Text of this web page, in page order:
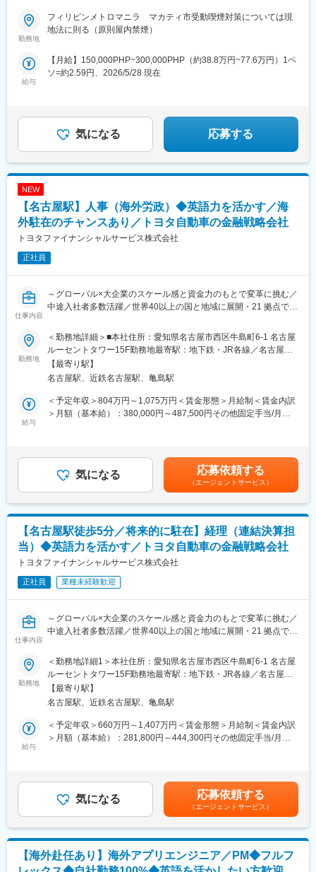
けている主要国の一つです。
日系企業が分布する都市の発展は著しく、「来てみたらインドの
リバリーや宅配スーパーなどが発達しており、近年は日本食レス
トランの出店も増えていたりと生活の利便性が格段に向上してい
問で取得でき、求人も増加傾向なため、異業界や異職種へのジョ
ブチェンジを狙っている方にもおすすめの国です。
2025年現在、日系企業の海外投資有望国ランキング３年連続１
位、今のインドだからこそ希少価値の高い経験ができます。ご自
身のキャリアを成長させる醍醐味をぜひ味わっていただきたいで
す。
■業務内容
設立、会計税務、M&Aなどの分野に関する問い合わせ対応、コン
サルティングをしていただきます。
ェクトマネジメント、モニタリング、コーディネート、報告を行
います。
・経営企画とマーケティング
法改正や制度変更に伴う業務開発を行います。
問い合わせや相談に応じた提案をクライアントへ行います。
・フィリピン人弁護士、公認会計士が所属するコンサルティング
ファームのマネージメント
ご経験やスキルに応じ、できるところからスタートしていただき
ます。
■一日の流れ
午後：顧客とのミーティング（1日2-3件、オンラインまたは対
面）
＊同僚は明るく、執務エリアやパントリーでは自由にディスカッ
ションが交わされています。
＊大小様々な会議室があり、オンラインミーティングの同時設定
が可能です。また集中スペースもあります。
■求人のポイント
・フィリピンに進出されるクライアントのパートナーとしてスム
ロフェッショナルとして経験を積むことができます。
・会計監査ではないので、未来を見据えたお仕事が可能です。
・海外で事業を展開される企業動向から、社会情勢やビジネスト
レンドなどについて知る良い機会を得られます。
をするポジションであり、信頼していただき、お役に立てる経験
ができます。
・フィリピン人プロフェッショナルと共にプロジェクトに取り組
勤務地
フィリピンメトロマニラ マカティ市受動喫煙対策については現
地法に則る（原則屋内禁煙）
給与
【月給】150,000PHP~300,000PHP（約38.8万円~77.6万円）1ペ
ソ=約2.59円、2026/5/28 現在
気になる 応募する
NEW
【名古屋駅】人事（海外労政）◆英語力を活かす／海
外駐在のチャンスあり／トヨタ自動車の金融戦略会社
トヨタファイナンシャルサービス株式会社
正社員
仕事内容
～グローバル×大企業のスケール感と資金力のもとで変革に挑む／
中途入社者多数活躍／世界40以上の国と地域に展開・21 拠点で駐
■募集背景
トヨタ自動車の金融統括会社である当社。トヨタ自動車が自動車
を製造・販売する先では、トヨタの販売店でお客様が自動車を購
入しやすいようトヨタファイナンスがローンやリースといった金
融サービスを開発し提供しており、それらを当社が統括していま
す。
■業務内容
ご経験に合わせて、海外人事関連業務のいずれかをお任せしま
（1）海外幹部人事
海外子会社幹部育成プログラムの企画・運営、グローバル幹部の
評価・報酬管理、サクセッションプラン等
（2）海外労政（海外出向者/ICT）
海外各国子会社に出向している日本人出向者および子会社からの
招聘外国人の給与、社会保険、税務、ビザ、赴帰任対応実務等
（3）海外研修
コーポレートバリューの展開運営等
※将来的には本人希望によって海外赴任の可能性もございます。
■魅力
当グループは「モビリティサービスカンパニー」への変革を掲げ
ており、当社が担う販売金融領域においても、決済アプリの運営
や連結子会社（商用車領域）・関連会社（愛車サブスクリプショ
います。世界規模の大手自動車メーカーやその支えとなっている
企業に携われる大変貴重なポジションです。
世界の金融ネットワークを統括するためのトヨタ自動車持株会
社。自動車販売における金融サービス等を提供する金融会社の統
括会社として、経営の一元化による意思決定の迅速化や企画機
能・リスク管理の充実を図ることを目的に、トヨタ自動車財務部
門から分離独立し2000年に誕生。総資産43.7兆円超、世界40以上
の国と地域に展開しており、国内では傘下にオートローンやクレ
ジットカード事業を展開するトヨタファイナンス株式会社を抱え
勤務地
＜勤務地詳細＞■本社住所：愛知県名古屋市西区牛島町6-1 名古屋
ルーセントタワー15F勤務地最寄駅：地下鉄・JR各線／名古屋駅
受動喫煙対策：敷地内全面禁煙変更の範囲：会社の定める事業所
（リモートワーク含む）
【最寄り駅】
名古屋駅、近鉄名古屋駅、亀島駅
給与
＜予定年収＞804万円～1,075万円＜賃金形態＞月給制＜賃金内訳
＞月額（基本給）：380,000円～487,500円その他固定手当/月：
487,500円、年収1,122万円（残業30H込）※給与詳細は経験・能
力・前職給与等を踏まえて決定します。賃金はあくまでも目安の
金額であり、選考を通じて上下する可能性があります。月給(月額)
は固定手当を含めた表記です。
気になる 応募依頼する
（エージェントサービス）
【名古屋駅徒歩5分／将来的に駐在】経理（連結決算担
当）◆英語力を活かす／トヨタ自動車の金融戦略会社
トヨタファイナンシャルサービス株式会社
正社員 業種未経験歓迎
仕事内容
～グローバル×大企業のスケール感と資金力のもとで変革に挑む／
中途入社者多数活躍／世界40以上の国と地域に展開・21 拠点で駐
■募集背景
トヨタ自動車の金融統括会社である当社。トヨタ自動車が自動車
を製造・販売する先では、トヨタの販売店でお客様が自動車を購
入しやすいようトヨタファイナンスがローンやリースといった金
融サービスを開発し提供しており、それらを当社が統括していま
す。
■業務内容
以下業務を時期毎に担当いただきます。
・当社連結決算
・連結PKG提出に関する子会社へのサポート
勤務地
＜勤務地詳細1＞本社住所：愛知県名古屋市西区牛島町6-1 名古屋
ルーセントタワー15F勤務地最寄駅：地下鉄・JR各線／名古屋駅
受動喫煙対策：敷地内喫煙可能場所あり＜勤務地詳細2＞駐在先／
海外住所：アメリカ（プレーノ）、カナダ（トロント）、イギリ
策：屋内全面禁煙変更の範囲：会社の定める事業所（リモートワ
ーク含む）
【最寄り駅】
名古屋駅、近鉄名古屋駅、亀島駅
給与
＜予定年収＞660万円～1,407万円＜賃金形態＞月給制＜賃金内訳
＞月額（基本給）：281,800円～444,300円その他固定手当/月：
434,300円、年収1,064万円（残業30H込）・30代後半：月給
620,000円、年収1,407万円※給与詳細は経験・能力・前職給与等
を踏まえて決定賃金はあくまでも目安の金額であり、選考を通じ
て上下する可能性があります。月給(月額)は固定手当を含めた表記
です。
気になる 応募依頼する
（エージェントサービス）
【海外赴任あり】海外アプリエンジニア／PM◆フルフ